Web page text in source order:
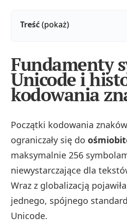
Treść(pokaż)
Fundamenty
Unicode i
kodowania
Początki kodowania
ograniczały się do
maksymalnie 256
niewystarczające dla
Wraz z globalizacją
jednego, spójnego
Unicode.